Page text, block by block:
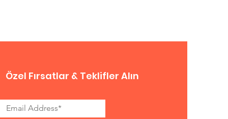
Özel Fırsatlar & Teklifler Alın